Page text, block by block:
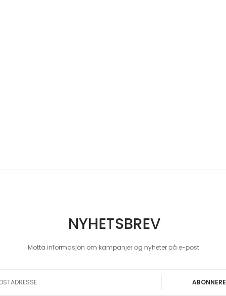
NYHETSBREV
Motta informasjon om kampanjer og nyheter på e-post.
ABONNERE